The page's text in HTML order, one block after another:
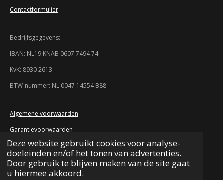
Deze website gebruikt cookies voor analyse-
doeleinden en/of het tonen van advertenties.
Door gebruik te blijven maken van de site gaat
u hiermee akkoord.
0
9
5
s
e
r
n
Contactformulier
Bedrijfsgegevens:
IBAN: NL19 KNAB 0607 7494 74
KvK: 8930 2613
BTW-nummer: NL 0047 14554 B88
Algemene voorwaarden
Garantievoorwaarden
Retourvoorwaarden
Verzending en bezorging
Meest voorkomende vragen